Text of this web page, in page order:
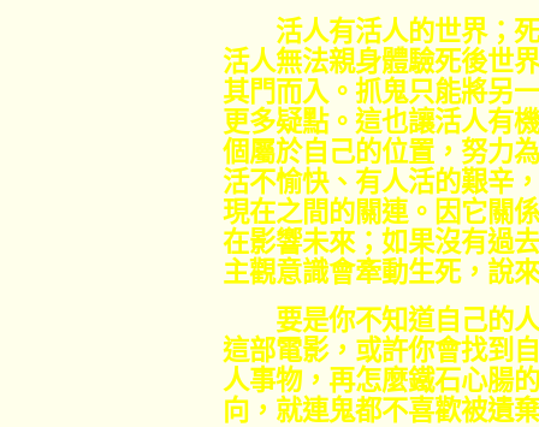
活人有活人的世界；死
活人無法親身體驗死後世
其門而入。抓鬼只能將另
更多疑點。這也讓活人有
個屬於自己的位置，努力
活不愉快、有人活的艱辛
現在之間的關連。因它關
在影響未來；如果沒有過
主觀意識會牽動生死，
要是你不知道自己的人
這部電影，或許你會找到
人事物，再怎麼鐵石心腸
向，就連鬼都不喜歡被遺